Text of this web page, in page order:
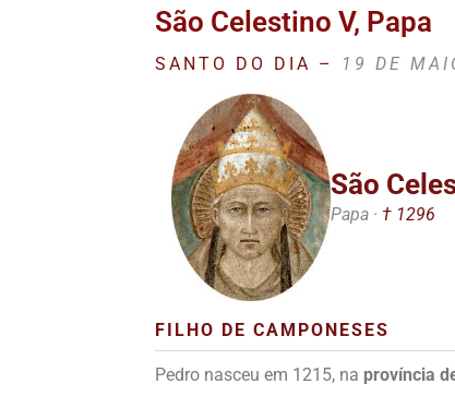
São Celestino V, Papa
SANTO DO DIA – 19 DE
São
Papa · † 1296
FILHO DE CAMPONESES
Pedro nasceu em 1215, na província